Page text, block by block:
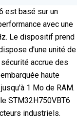
est basé sur un
avec une
Le dispositif prend
d'une unité de
accrue des
haute
1 Mo de RAM.
STM32H750VBT6
industriels.